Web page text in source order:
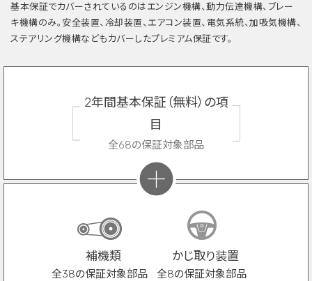
基本保証でカバーされているのはエンジン機構、動力伝達機構、ブレー
キ機構のみ。安全装置、冷却装置、エアコン装置、電気系統、加吸気機構、
ステアリング機構などもカバーしたプレミアム保証です。
2年間基本保証（無料）の項
目
全68の保証対象部品
補機類
全38の保証対象部品
かじ取り装置
全8の保証対象部品